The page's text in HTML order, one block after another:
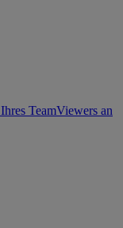
TeamViewers an